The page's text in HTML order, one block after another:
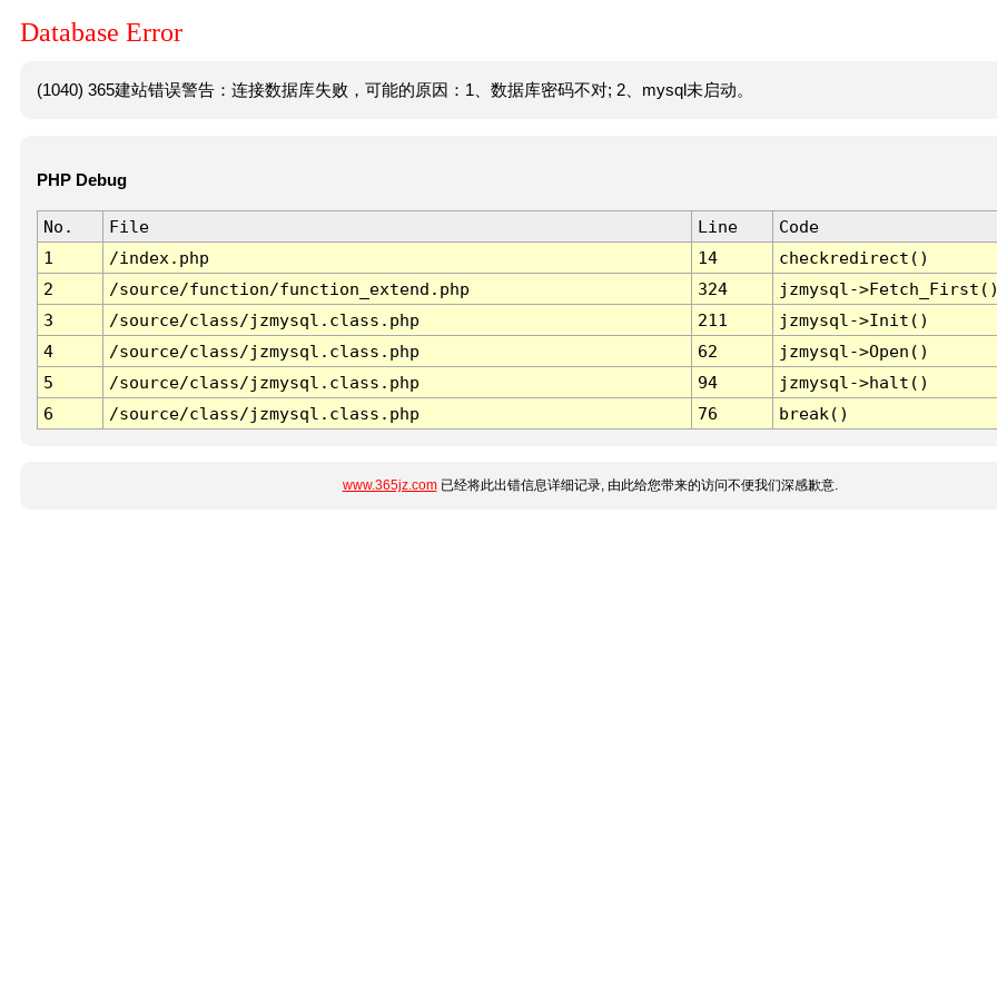
Database Error
(1040) 365建站错误警告：连接数据库失败，可能的原因：1、数据库密码不对; 2、mysql未启动。
PHP Debug
No. File Line
Code
1
/index.php 14
checkredirect()
2
/source/function/function_extend.php 324
jzmysql-
3
/source/class/jzmysql.class.php 211
jzmysql->Init()
4
/source/class/jzmysql.class.php 62
jzmysql->Open()
5
/source/class/jzmysql.class.php 94
jzmysql->halt()
6
/source/class/jzmysql.class.php 76 break()
www.365jz.com已经将此出错信息详细记录, 由此给您带来的访问不便我们深感歉意.